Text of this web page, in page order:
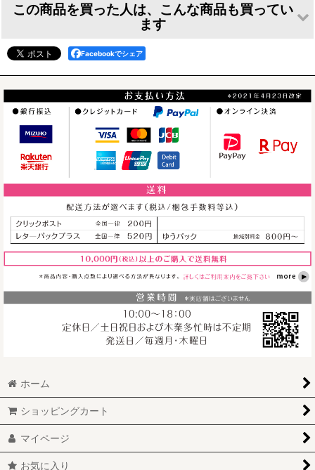
をご覧下さい。
その他注意事項につきましては、
商品の仕様とご注意をご覧下さい。
ご注文方法につきましては、
をご覧下さい。
この商品を買った人は、こんな商品も買ってい
ます
スマートフォンシ
ール（Iハート）
SS01]
カッティングステ
ッカー（縦長）
[CS_two
～(税込)
カッティングステ
ッカー（バナー
Facebookでシェア
ホーム
ショッピングカート
マイページ
お気に入り